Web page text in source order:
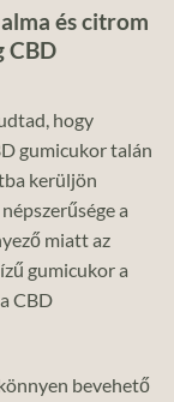
és citrom
CBD
hogy
gumicukor talán
kerüljön
a
miatt az
gumicukor a
CBD
bevehető